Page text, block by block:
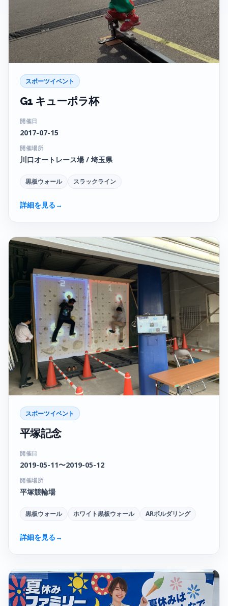
スポーツイベント
G1 キューポラ杯
開催日
2017-07-15
開催場所
川口オートレース場 / 埼玉県
黒板ウォール スラックライン
詳細を見る→
スポーツイベント
平塚記念
開催日
2019-05-11〜2019-05-12
開催場所
平塚競輪場
黒板ウォール ホワイト黒板ウォール ARボルダリング
詳細を見る→